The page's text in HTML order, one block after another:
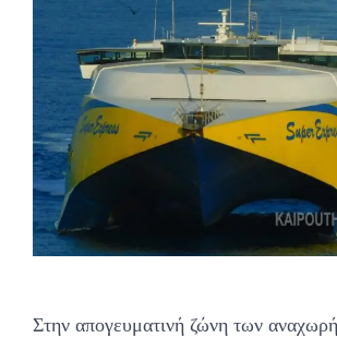
Στην απογευματινή ζώνη των